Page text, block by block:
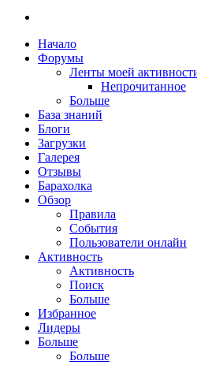
Начало
Форумы
Ленты моей
Непрочитанное
Больше
База знаний
Блоги
Загрузки
Галерея
Отзывы
Барахолка
Обзор
Правила
События
Пользователи онлайн
Активность
Активность
Поиск
Больше
Избранное
Лидеры
Больше
Больше